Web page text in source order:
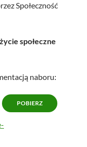
Społeczność
społeczne
naboru:
POBIERZ